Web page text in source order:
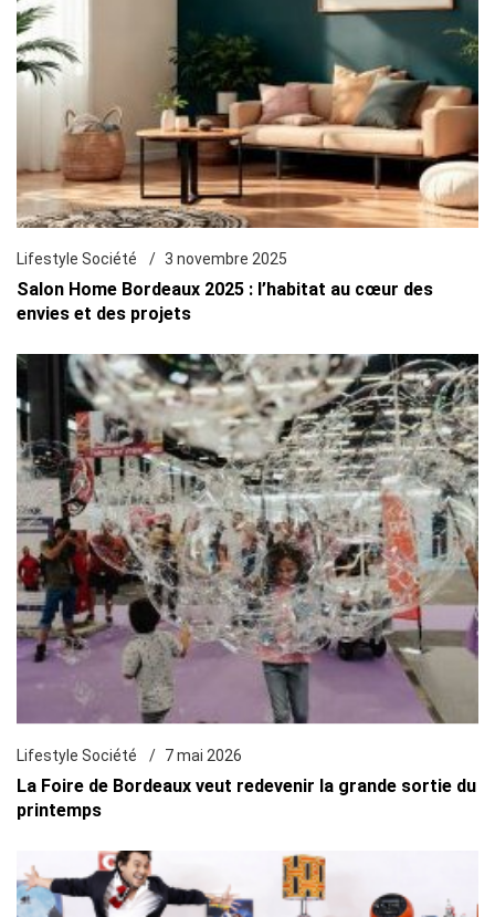
Lifestyle Société 3 novembre 2025
Salon Home Bordeaux 2025 : l’habitat au cœur des
envies et des projets
Lifestyle Société 7 mai 2026
La Foire de Bordeaux veut redevenir la grande sortie du
printemps